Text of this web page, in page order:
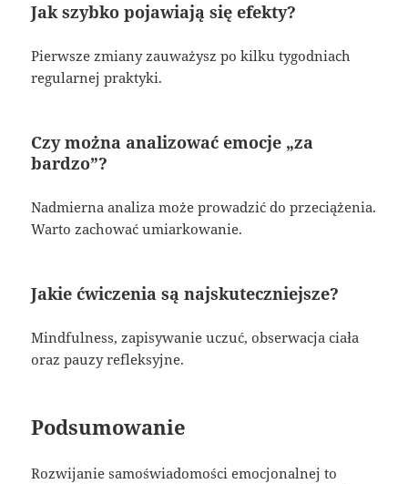
Jak szybko pojawiają się efekty?
Pierwsze zmiany zauważysz po kilku tygodniach
regularnej praktyki.
Czy można analizować emocje „za
bardzo”?
Nadmierna analiza może prowadzić do przeciążenia.
Warto zachować umiarkowanie.
Jakie ćwiczenia są najskuteczniejsze?
Mindfulness, zapisywanie uczuć, obserwacja ciała
oraz pauzy refleksyjne.
Podsumowanie
Rozwijanie samoświadomości emocjonalnej to